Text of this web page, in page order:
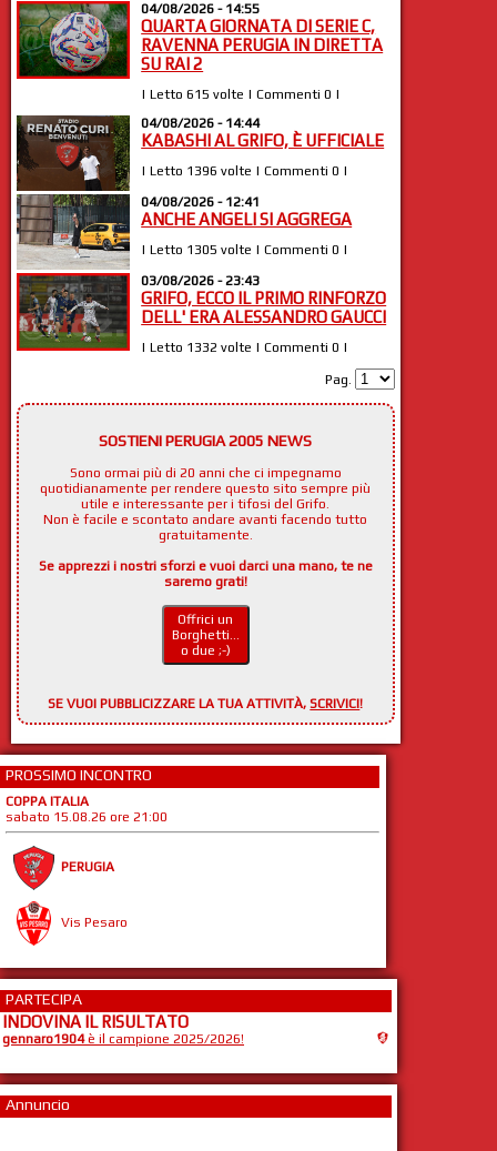
04/08/2026 - 14:55
QUARTA GIORNATA DI SERIE C,
RAVENNA PERUGIA IN DIRETTA
SU RAI 2
| Letto 615 volte | Commenti 0 |
04/08/2026 - 14:44
KABASHI AL GRIFO, È UFFICIALE
| Letto 1396 volte | Commenti 0 |
04/08/2026 - 12:41
ANCHE ANGELI SI AGGREGA
| Letto 1305 volte | Commenti 0 |
03/08/2026 - 23:43
GRIFO, ECCO IL PRIMO RINFORZO
DELL' ERA ALESSANDRO GAUCCI
| Letto 1332 volte | Commenti 0 |
Pag.
SOSTIENI PERUGIA 2005 NEWS
Sono ormai più di 20 anni che ci impegnamo
quotidianamente per rendere questo sito sempre più
utile e interessante per i tifosi del Grifo.
Non è facile e scontato andare avanti facendo tutto
gratuitamente.
Se apprezzi i nostri sforzi e vuoi darci una mano, te ne
saremo grati!
Offrici un
Borghetti...
o due ;-)
SE VUOI PUBBLICIZZARE LA TUA ATTIVITÀ,SCRIVICI!
PROSSIMO INCONTRO
COPPA ITALIA
sabato 15.08.26 ore 21:00
PERUGIA
Vis Pesaro
PARTECIPA
INDOVINA IL RISULTATO
gennaro1904è il campione 2025/2026!
Annuncio